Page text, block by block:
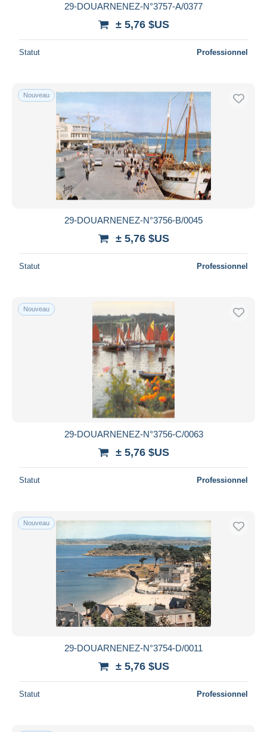
29-DOUARNENEZ-N°3757-A/0377
± 5,76 $US
Statut Professionnel
Nouveau
29-DOUARNENEZ-N°3756-B/0045
± 5,76 $US
Statut Professionnel
Nouveau
29-DOUARNENEZ-N°3756-C/0063
± 5,76 $US
Statut Professionnel
Nouveau
29-DOUARNENEZ-N°3754-D/0011
± 5,76 $US
Statut Professionnel